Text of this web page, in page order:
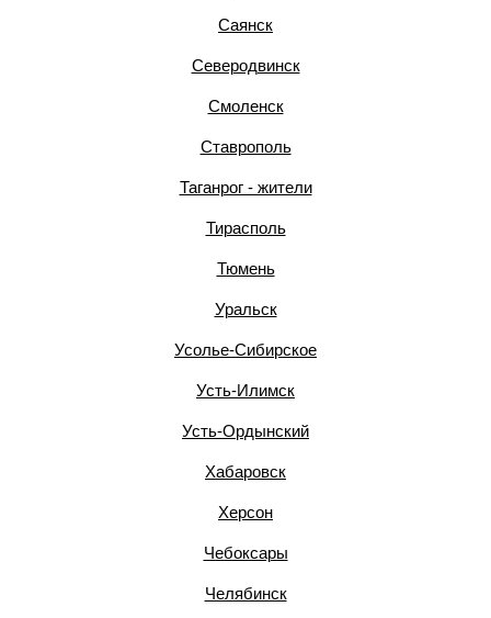
Саянск
Северодвинск
Смоленск
Ставрополь
Таганрог - жители
Тирасполь
Тюмень
Уральск
Усолье-Сибирское
Усть-Илимск
Усть-Ордынский
Хабаровск
Херсон
Чебоксары
Челябинск